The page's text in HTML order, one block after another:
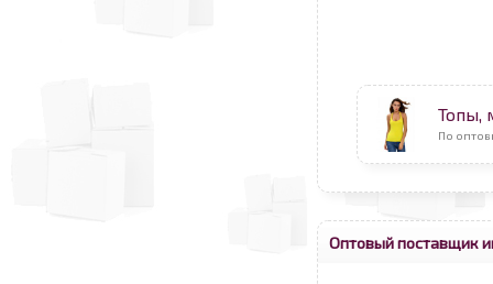
Топы,
По
Оптовый поставщик